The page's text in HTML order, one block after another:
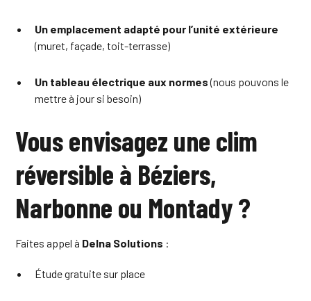
Un emplacement adapté pour l’unité extérieure
(muret, façade, toit-terrasse)
Un tableau électrique aux normes(nous pouvons le
mettre à jour si besoin)
Vous envisagez une clim
réversible à Béziers,
Narbonne ou Montady ?
Faites appel à Delna Solutions :
Étude gratuite sur place